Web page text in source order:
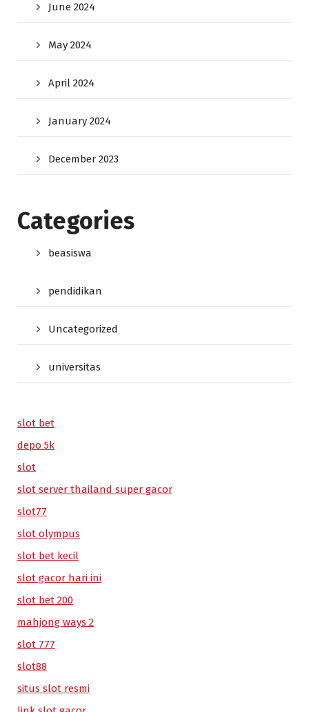
June 2024
May 2024
April 2024
January 2024
December 2023
Categories
beasiswa
pendidikan
Uncategorized
universitas
slot bet
depo 5k
slot
slot server thailand super gacor
slot77
slot olympus
slot bet kecil
slot gacor hari ini
slot bet 200
mahjong ways 2
slot 777
slot88
situs slot resmi